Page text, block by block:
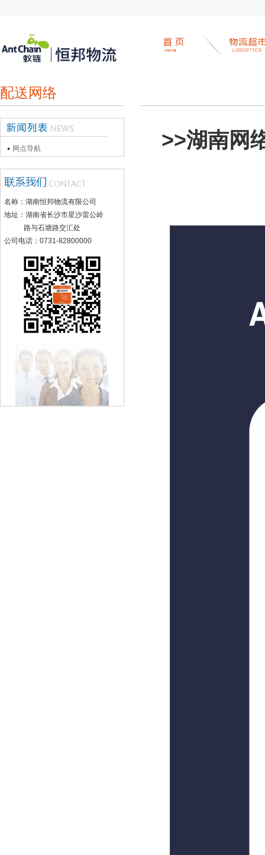
配送网络
网点导航
名称：湖南恒邦物流有限公司
地址：湖南省长沙市星沙雷公岭
路与石塘路交汇处
公司电话：0731-82800000
>>湖南网